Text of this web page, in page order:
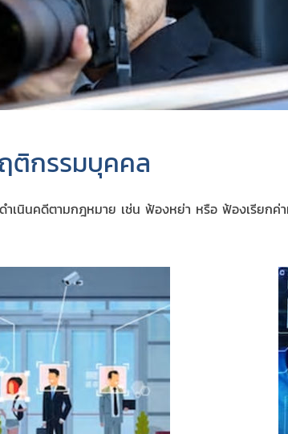
ติกรรมบุคคล
เนินคดีตามกฎหมาย เช่น ฟ้องหย่า หรือ ฟ้องเรียกค่